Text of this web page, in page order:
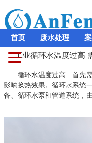
首页 废水处理
工业循环水温度过高
循环水温度过高，首先需
影响换热效果。循环水系统
备、循环水泵和管道系统，